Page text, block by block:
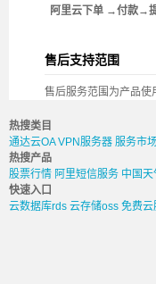
阿里云下单 →付款→
售后支持范围
售后服务范围为产品使
热搜类目
通达云OA VPN服务器 服务市
热搜产品
股票行情 阿里短信服务 中国天
快速入口
云数据库rds 云存储oss 免费云